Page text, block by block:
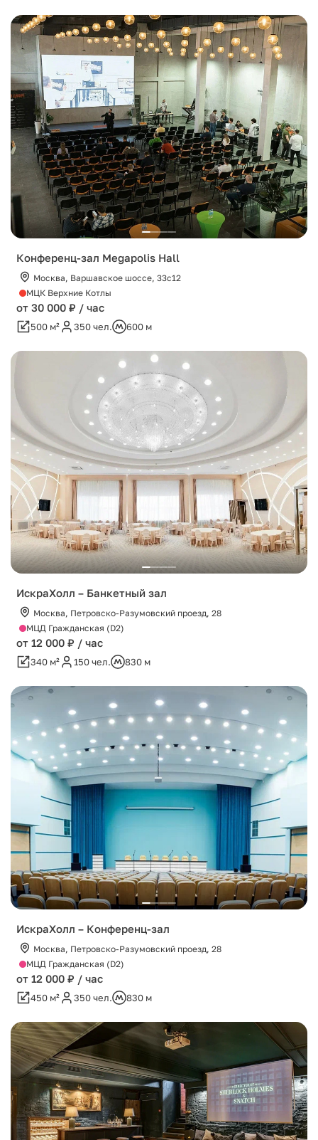
Конференц-зал Megapolis Hall
Москва, Варшавское шоссе, 33с12
МЦК Верхние Котлы
от 30 000 ₽ / час
500 м² 350 чел. 600 м
ИскраХолл – Банкетный зал
Москва, Петровско-Разумовский проезд, 28
МЦД Гражданская (D2)
от 12 000 ₽ / час
340 м² 150 чел. 830 м
ИскраХолл – Конференц-зал
Москва, Петровско-Разумовский проезд, 28
МЦД Гражданская (D2)
от 12 000 ₽ / час
450 м² 350 чел. 830 м